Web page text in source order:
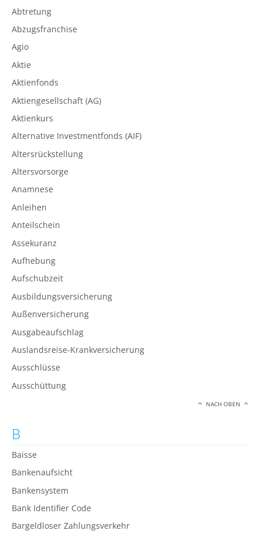
Abtretung
Abzugsfranchise
Agio
Aktie
Aktienfonds
Aktiengesellschaft (AG)
Aktienkurs
Alternative Investmentfonds (AIF)
Altersrückstellung
Altersvorsorge
Anamnese
Anleihen
Anteilschein
Assekuranz
Aufhebung
Aufschubzeit
Ausbildungsversicherung
Außenversicherung
Ausgabeaufschlag
Auslandsreise-Krankversicherung
Ausschlüsse
Ausschüttung
NACH OBEN
B
Baisse
Bankenaufsicht
Bankensystem
Bank Identifier Code
Bargeldloser Zahlungsverkehr